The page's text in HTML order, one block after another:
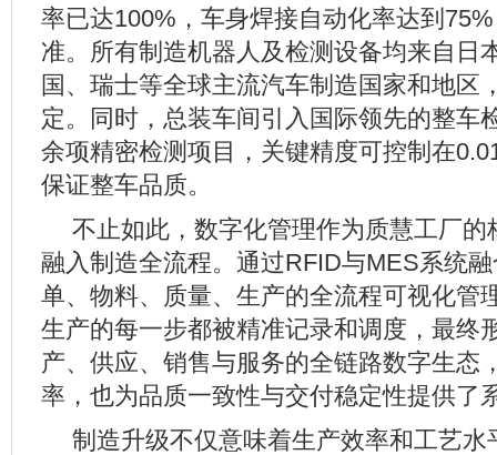
率已达100%，车身焊接自动化率达到
准。所有制造机器人及检测设备均来自日
国、瑞士等全球主流汽车制造国家和地区
定。同时，总装车间引入国际领先的整车
余项精密检测项目，关键精度可控制在
保证整车品质。
不止如此，数字化管理作为质慧工厂的
融入制造全流程。通过RFID与MES系统
单、物料、质量、生产的全流程可视化管
生产的每一步都被精准记录和调度，最终
产、供应、销售与服务的全链路数字生态
率，也为品质一致性与交付稳定性提供了
制造升级不仅意味着生产效率和工艺水